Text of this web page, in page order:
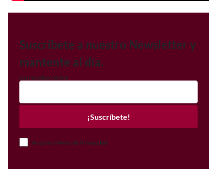
Suscríbete a nuestro Newsletter y
mantente al día.
Correo electrónico
¡Suscríbete!
Acepto el Aviso de Privacidad